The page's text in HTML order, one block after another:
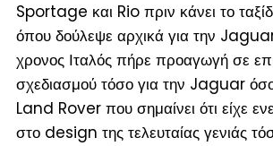
Sportage και Rio πριν κάνει το
όπου δούλεψε αρχικά για την
χρονος Ιταλός πήρε προαγωγή σε
σχεδιασμού τόσο για την Jaguar όσο
Land Rover που σημαίνει ότι είχε
στο design της τελευταίας γενιάς